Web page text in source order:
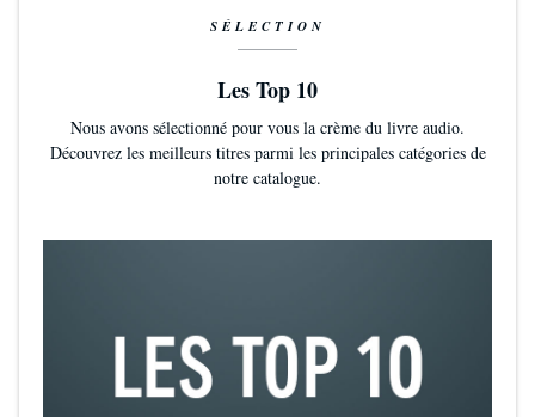
SÉLECTION
Les Top 10
Nous avons sélectionné pour vous la crème du livre audio.
Découvrez les meilleurs titres parmi les principales catégories de
notre catalogue.